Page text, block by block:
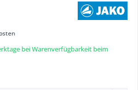
bei Warenverfügbarkeit beim